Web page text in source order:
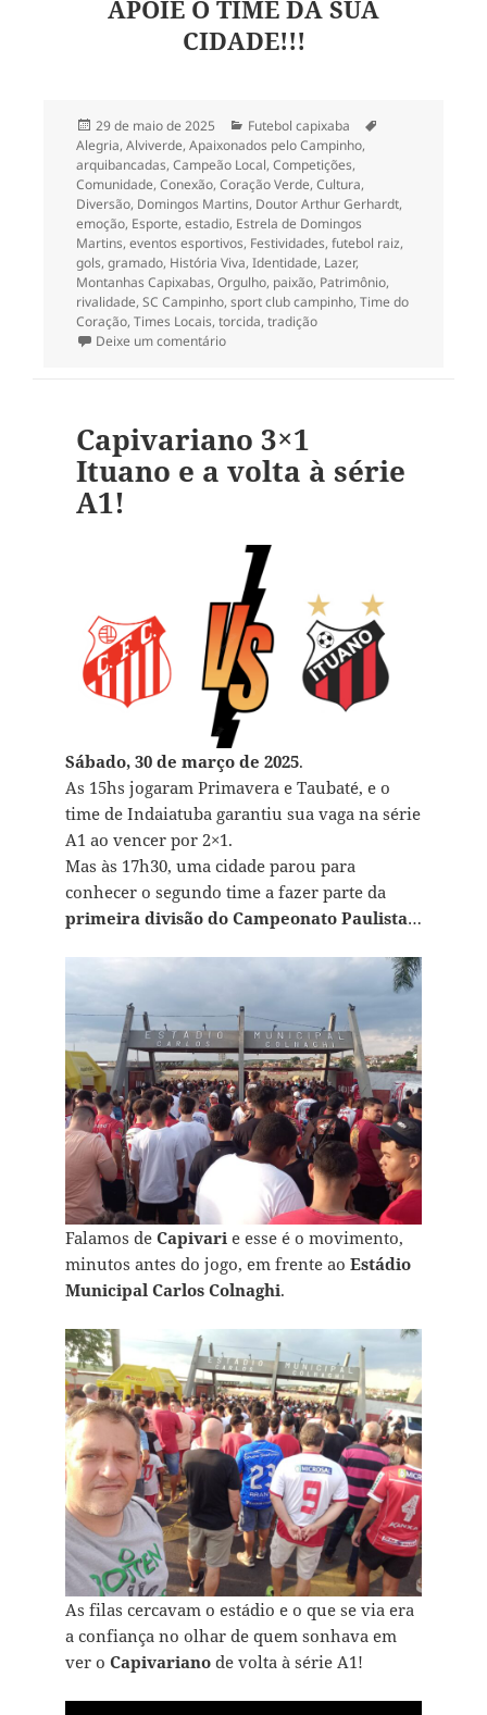
APOIE O TIME DA SUA
CIDADE!!!
Publicado
em
29 de maio de 2025 Categorias
Futebol capixaba
Alegria, Alviverde, Apaixonados pelo Campinho,
arquibancadas, Campeão Local, Competições,
Comunidade, Conexão, Coração Verde, Cultura,
Diversão, Domingos Martins, Doutor Arthur Gerhardt,
emoção, Esporte, estadio, Estrela de Domingos
Martins, eventos esportivos, Festividades, futebol raiz,
gols, gramado, História Viva, Identidade, Lazer,
Montanhas Capixabas, Orgulho, paixão, Patrimônio,
rivalidade, SC Campinho, sport club campinho, Time do
Coração, Times Locais, torcida, tradição
Deixe um comentárioem O Estádio Doutor Arthur Gerhardt e o
Capivariano 3×1
Ituano e a volta à série
A1!
Sábado, 30 de março de 2025.
As 15hs jogaram Primavera e Taubaté, e o
time de Indaiatuba garantiu sua vaga na série
A1 ao vencer por 2×1.
Mas às 17h30, uma cidade parou para
conhecer o segundo time a fazer parte da
primeira divisão do Campeonato Paulista…
Falamos de Capivarie esse é o movimento,
minutos antes do jogo, em frente ao Estádio
Municipal Carlos Colnaghi.
As filas cercavam o estádio e o que se via era
a confiança no olhar de quem sonhava em
ver o Capivarianode volta à série A1!